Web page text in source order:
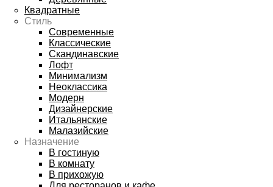
Квадратные
Стиль
Современные
Классические
Скандинавские
Лофт
Минимализм
Неоклассика
Модерн
Дизайнерские
Итальянские
Малазийские
Назначение
В гостиную
В комнату
В прихожую